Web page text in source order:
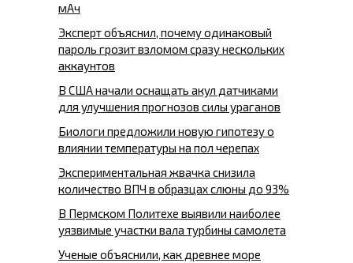
мАч
Эксперт объяснил, почему одинаковый
пароль грозит взломом сразу нескольких
аккаунтов
В США начали оснащать акул датчиками
для улучшения прогнозов силы ураганов
Биологи предложили новую гипотезу о
влиянии температуры на пол черепах
Экспериментальная жвачка снизила
количество ВПЧ в образцах слюны до 93%
В Пермском Политехе выявили наиболее
уязвимые участки вала турбины самолета
Ученые объяснили, как древнее море